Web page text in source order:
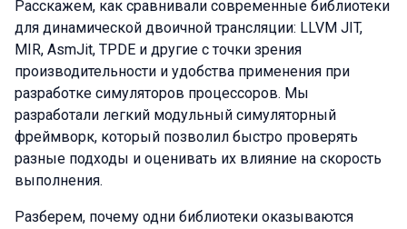
Расскажем, как сравнивали современные библиотеки
для динамической двоичной трансляции: LLVM JIT,
MIR, AsmJit, TPDE и другие с точки зрения
производительности и удобства применения при
разработке симуляторов процессоров. Мы
разработали легкий модульный симуляторный
фреймворк, который позволил быстро проверять
разные подходы и оценивать их влияние на скорость
выполнения.
Разберем, почему одни библиотеки оказываются